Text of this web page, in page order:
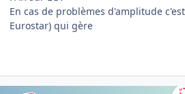
En cas de problèmes d'amplitude
Eurostar) qui gère